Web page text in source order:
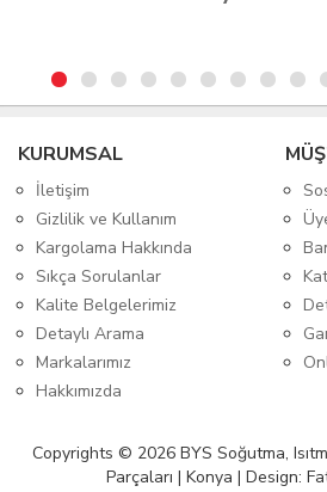
KURUMSAL
İletişim
Gizlilik ve Kullanım
Kargolama Hakkında
Sıkça Sorulanlar
Kalite Belgelerimiz
Detaylı Arama
Markalarımız
Hakkımızda
Copyrights © 2026 BYS Soğutma,
Parçaları | Konya | Design: